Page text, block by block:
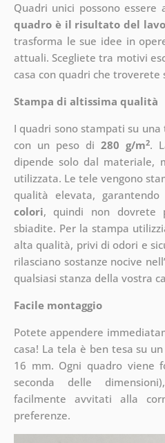
Quadri unici possono essere
quadro è il risultato del
trasforma le sue idee in
attuali. Scegliete tra motivi
casa con quadri che troverete
Stampa di altissima qualità
I quadri sono stampati su
con un peso di 280 g/m2.
dipende solo dal materiale,
utilizzata. Le tele vengono
qualità elevata, garantendo
colori, quindi non dovrete
sbiadite. Per la stampa
alta qualità, privi di odori e
rilasciano sostanze nocive
qualsiasi stanza della vostra
Facile montaggio
Potete appendere
casa! La tela è ben tesa su
16 mm. Ogni quadro viene
seconda delle
facilmente avvitati alla
preferenze.